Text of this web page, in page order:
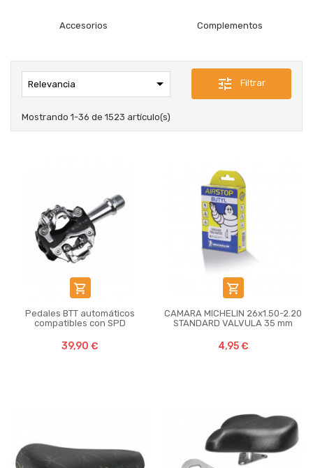
Accesorios Complementos
Relevancia  tune Filtrar
Mostrando 1-36 de 1523 artículo(s)

Pedales BTT automáticos
compatibles con SPD
39,90 €

CAMARA MICHELIN 26x1.50-2.20
STANDARD VALVULA 35 mm
4,95 €